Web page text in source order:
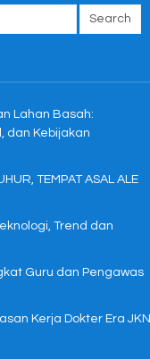
Lahan Basah:
dan Kebijakan
TEMPAT ASAL ALE
Trend dan
Guru dan Pengawas
Kerja Dokter Era JKN